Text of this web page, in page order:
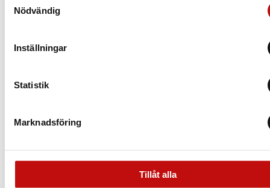
Nödvändig
Inställningar
Statistik
Marknadsföring
Tillåt alla